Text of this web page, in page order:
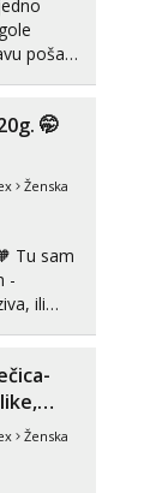
pošalji
...
🤭
Ženska
Tu sam
-
ili
Ženska